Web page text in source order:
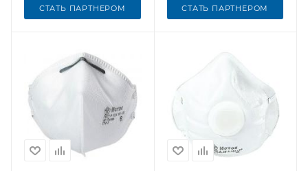
СТАТЬ ПАРТНЕРОМ СТАТЬ ПАРТНЕРОМ